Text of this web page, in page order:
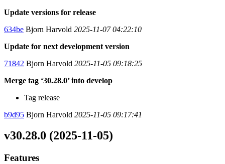
Update versions for release
634be Bjorn Harvold 2025-11-07 04:22:10
Update for next development version
71842 Bjorn Harvold 2025-11-05 09:18:25
Merge tag ‘30.28.0’ into develop
Tag release
b9d95 Bjorn Harvold 2025-11-05 09:17:41
v30.28.0 (2025-11-05)
Features